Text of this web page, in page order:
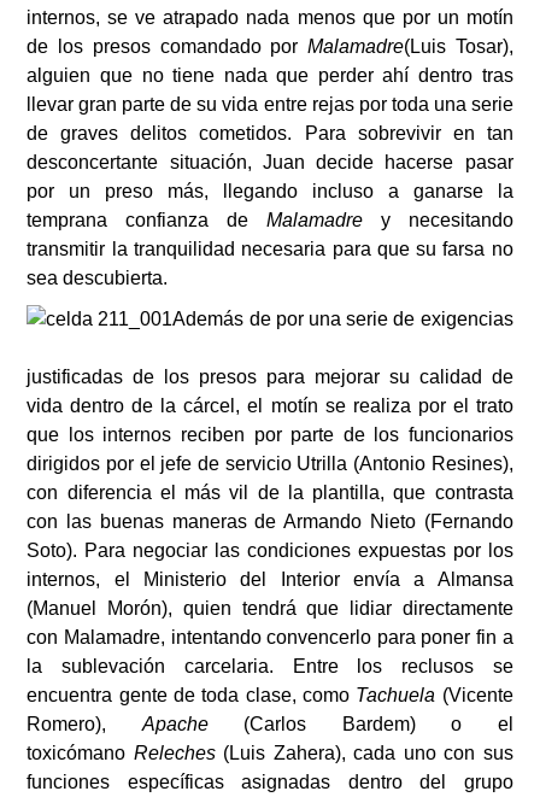
internos, se ve atrapado nada menos que por un motín
de los presos comandado por Malamadre(Luis Tosar),
alguien que no tiene nada que perder ahí dentro tras
llevar gran parte de su vida entre rejas por toda una serie
de graves delitos cometidos. Para sobrevivir en tan
desconcertante situación, Juan decide hacerse pasar
por un preso más, llegando incluso a ganarse la
temprana confianza de Malamadrey necesitando
transmitir la tranquilidad necesaria para que su farsa no
sea descubierta.
Además de por una serie de exigencias
justificadas de los presos para mejorar su calidad de
vida dentro de la cárcel, el motín se realiza por el trato
que los internos reciben por parte de los funcionarios
dirigidos por el jefe de servicio Utrilla (Antonio Resines),
con diferencia el más vil de la plantilla, que contrasta
con las buenas maneras de Armando Nieto (Fernando
Soto). Para negociar las condiciones expuestas por los
internos, el Ministerio del Interior envía a Almansa
(Manuel Morón), quien tendrá que lidiar directamente
con Malamadre, intentando convencerlo para poner fin a
la sublevación carcelaria. Entre los reclusos se
encuentra gente de toda clase, como Tachuela (Vicente
Romero), Apache(Carlos Bardem) o el
toxicómano Releches(Luis Zahera), cada uno con sus
funciones específicas asignadas dentro del grupo